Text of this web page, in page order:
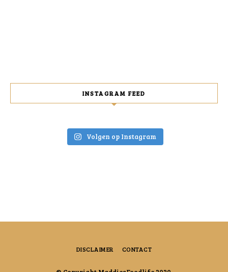
INSTAGRAM FEED
Volgen op Instagram
DISCLAIMER CONTACT